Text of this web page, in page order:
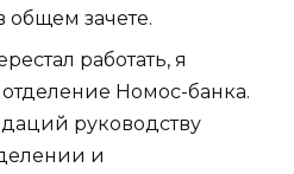
общем зачете.
работать, я
Номос-банка.
руководству
и